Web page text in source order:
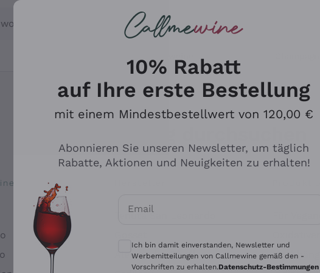
du suchst
Tenuta San Leonardo
Alessandra Divella
Für
10% Rabatt
auf Ihre erste Bestellung
mit einem Mindestbestellwert von 120,00 €
Abonnieren Sie unseren Newsletter, um täglich
Rabatte, Aktionen und Neuigkeiten zu erhalten!
Email
Optionale Einwilligungen zum Erhalt von
Ich bin damit einverstanden, Newsletter und
Werbemitteilungen von Callmewine gemäß den -
Vorschriften zu erhalten.Datenschutz-Bestimmungen